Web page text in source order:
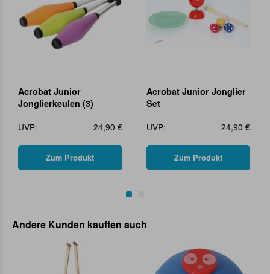
Acrobat Junior
Jonglierkeulen (3)
UVP:
24,90 €
Zum Produkt
Acrobat Junior Jonglier
Set
UVP:
24,90 €
Zum Produkt
Andere Kunden kauften auch